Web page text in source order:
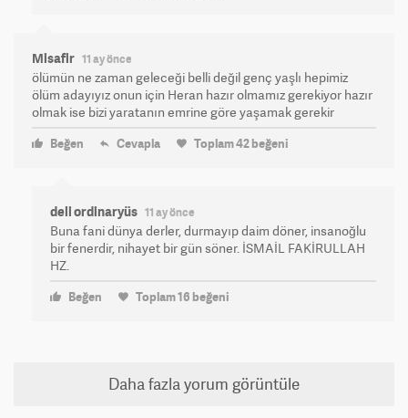
Misafir 11 ay önce
ölümün ne zaman geleceği belli değil genç yaşlı hepimiz
ölüm adayıyız onun için Heran hazır olmamız gerekiyor hazır
olmak ise bizi yaratanın emrine göre yaşamak gerekir
Beğen Cevapla Toplam42beğeni
deli ordinaryüs 11 ay önce
Buna fani dünya derler, durmayıp daim döner, insanoğlu
bir fenerdir, nihayet bir gün söner. İSMAİL FAKİRULLAH
HZ.
Beğen Toplam16 beğeni
Daha fazla yorum görüntüle